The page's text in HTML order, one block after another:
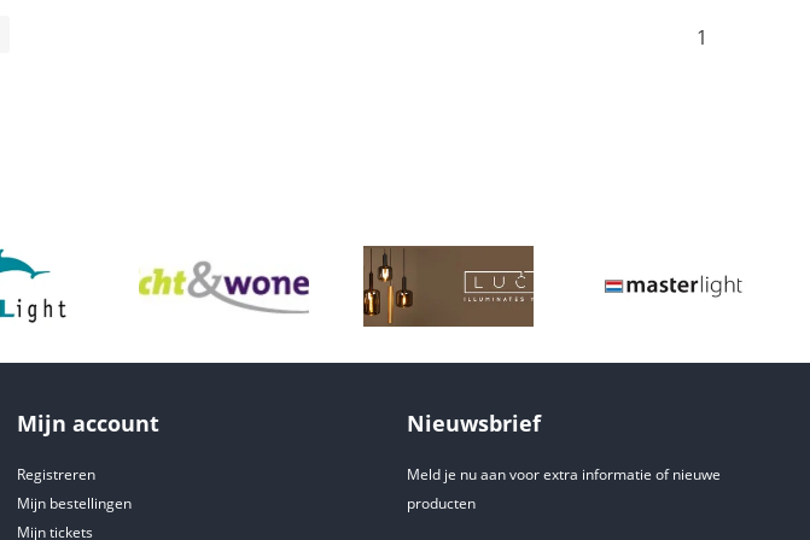
1
Mijn account
Registreren
Mijn bestellingen
Mijn tickets
Nieuwsbrief
Meld je nu aan voor extra informatie of nieuwe
producten